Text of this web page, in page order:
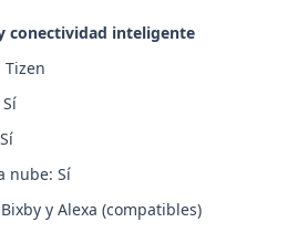
conectividad inteligente
Tizen
nube: Sí
y Alexa (compatibles)